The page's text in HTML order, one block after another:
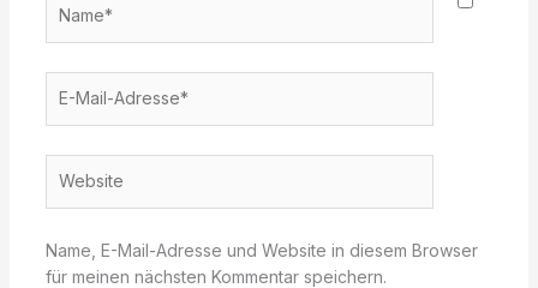
Mail-
Name, E-Mail-Adresse und Website in diesem Browser
für meinen nächsten Kommentar speichern.